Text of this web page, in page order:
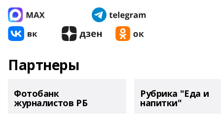
Партнеры
Фотобанк
журналистов РБ
Рубрика "Еда и
напитки"